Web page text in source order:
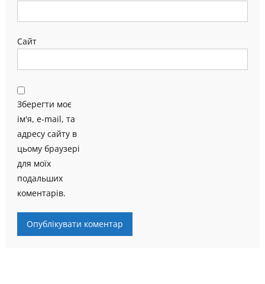
Сайт
Зберегти моє
ім'я, e-mail, та
адресу сайту в
цьому браузері
для моїх
подальших
коментарів.